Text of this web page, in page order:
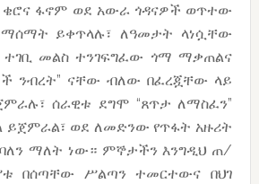
ቄሮና ፋኖም ወደ አውራ ጎዳናዎች ወጥተው
ይቀጥላሉ፣ ለዓመታት ላነሷቸው
መልስ ተንገፍግፈው ጎማ ማቃጠልና
ንብረት” ናቸው ብለው በፈረጇቸው ላይ
ሰራዊቱ ደግሞ “ጸጥታ ለማስፈን”
ይጀምራል፣ ወደ ለመድንው የጥፋት አዙሪት
ማለት ነው። ምኞታችን እንግዲህ ጠ/
በሰጣቸው ሥልጣን ተመርተውና በህገ